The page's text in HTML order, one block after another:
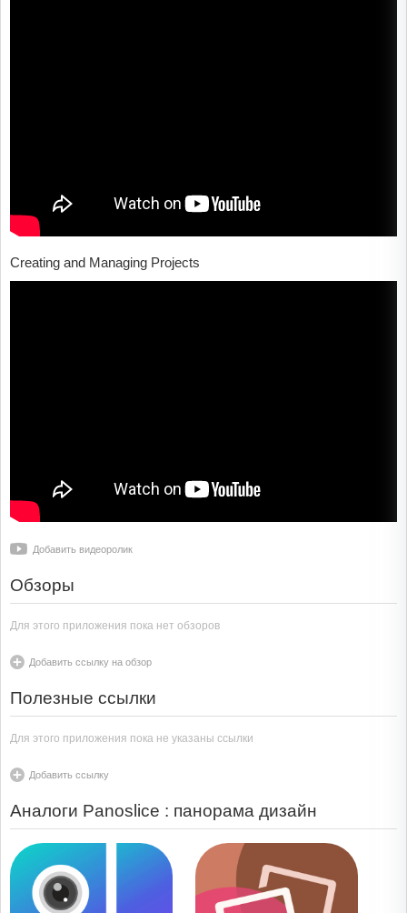
Creating and Managing Projects
Добавить видеоролик
Обзоры
Для этого приложения пока нет обзоров
Добавить ссылку на обзор
Полезные ссылки
Для этого приложения пока не указаны ссылки
Добавить ссылку
Аналоги Panoslice : панорамa дизайн